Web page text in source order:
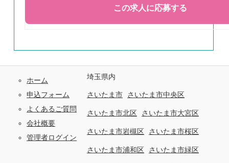
ホーム
申込フォーム
よくあるご質問
会社概要
管理者ログイン
埼玉県内
さいたま市 さいたま市中央区
さいたま市北区 さいたま市大宮区
さいたま市岩槻区 さいたま市桜区
さいたま市浦和区 さいたま市緑区